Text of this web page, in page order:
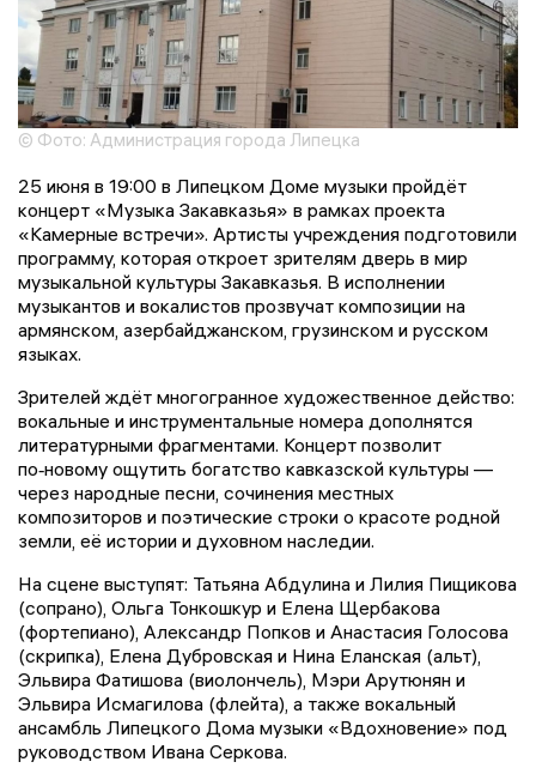
© Фото: Администрация города Липецка
25 июня в 19:00 в Липецком Доме музыки пройдёт
концерт «Музыка Закавказья» в рамках проекта
«Камерные встречи». Артисты учреждения подготовили
программу, которая откроет зрителям дверь в мир
музыкальной культуры Закавказья. В исполнении
музыкантов и вокалистов прозвучат композиции на
армянском, азербайджанском, грузинском и русском
языках.
Зрителей ждёт многогранное художественное действо:
вокальные и инструментальные номера дополнятся
литературными фрагментами. Концерт позволит
по‑новому ощутить богатство кавказской культуры —
через народные песни, сочинения местных
композиторов и поэтические строки о красоте родной
земли, её истории и духовном наследии.
На сцене выступят: Татьяна Абдулина и Лилия Пищикова
(сопрано), Ольга Тонкошкур и Елена Щербакова
(фортепиано), Александр Попков и Анастасия Голосова
(скрипка), Елена Дубровская и Нина Еланская (альт),
Эльвира Фатишова (виолончель), Мэри Арутюнян и
Эльвира Исмагилова (флейта), а также вокальный
ансамбль Липецкого Дома музыки «Вдохновение» под
руководством Ивана Серкова.